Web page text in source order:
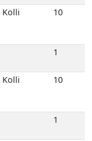
Kolli 10
1
Kolli 10
1